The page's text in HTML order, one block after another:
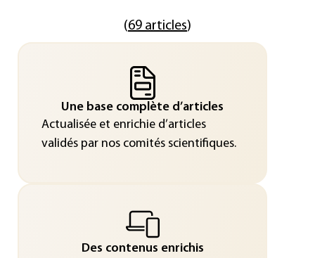
(69 articles)
Une base complète d’articles
Actualisée et enrichie d’articles
validés par nos comités scientifiques.
Des contenus enrichis